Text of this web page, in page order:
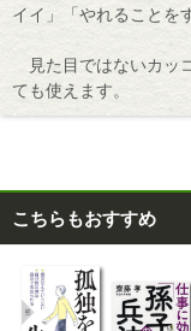
イイ」「やれることを
見た目ではないカッ
ても使えます。
こちらもおすすめ